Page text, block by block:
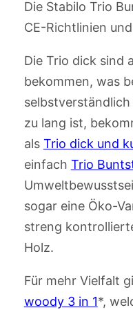
Die Stabilo Trio
CE-Richtlinien
Die Trio dick sind
bekommen, was
zu lang ist,
als Trio dick und
einfach Trio
sogar eine Öko-
streng
Holz.
Für mehr Vielfalt
woody 3 in 1*,